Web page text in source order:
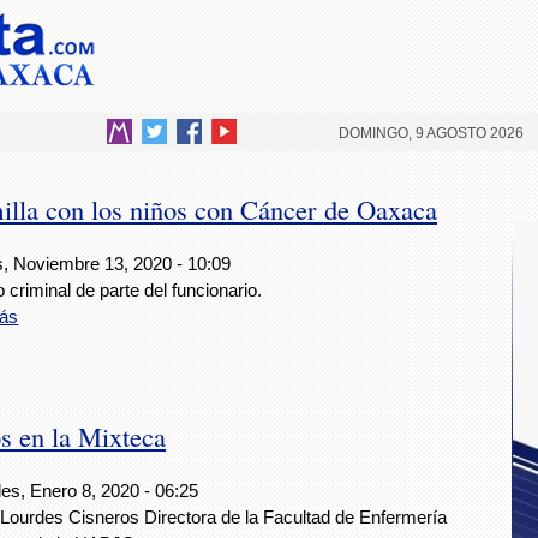
DOMINGO, 9 AGOSTO 2026
con los niños con Cáncer de Oaxaca
Noviembre 13, 2020 - 10:09
criminal de parte del funcionario.
en la Mixteca
Enero 8, 2020 - 06:25
Cisneros Directora de la Facultad de Enfermería